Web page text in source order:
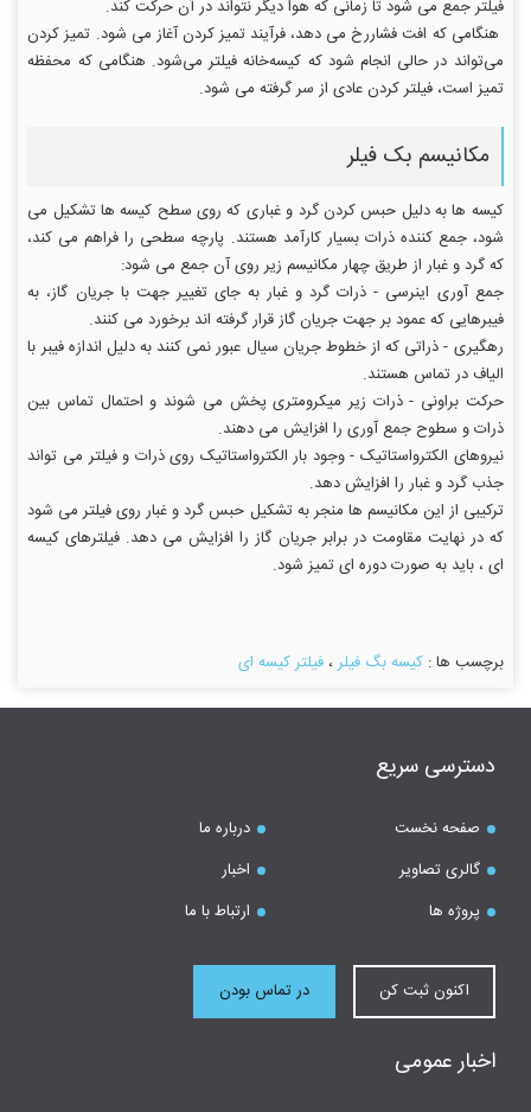
فیلتر جمع می شود تا زمانی که هوا دیگر نتواند در آن حرکت کند.
هنگامی که افت فشاررخ می دهد، فرآیند تمیز کردن آغاز می شود. تمیز کردن
می‌تواند در حالی انجام شود که کیسه‌خانه فیلتر می‌شود. هنگامی که محفظه
تمیز است، فیلتر کردن عادی از سر گرفته می شود.
مکانیسم بک فیلر
کیسه ها به دلیل حبس کردن گرد و غباری که روی سطح کیسه ها تشکیل می
شود، جمع کننده ذرات بسیار کارآمد هستند. پارچه سطحی را فراهم می کند،
که گرد و غبار از طریق چهار مکانیسم زیر روی آن جمع می شود:
جمع آوری اینرسی - ذرات گرد و غبار به جای تغییر جهت با جریان گاز، به
فیبرهایی که عمود بر جهت جریان گاز قرار گرفته اند برخورد می کنند.
رهگیری - ذراتی که از خطوط جریان سیال عبور نمی کنند به دلیل اندازه فیبر با
الیاف در تماس هستند.
حرکت براونی - ذرات زیر میکرومتری پخش می شوند و احتمال تماس بین
ذرات و سطوح جمع آوری را افزایش می دهند.
نیروهای الکترواستاتیک - وجود بار الکترواستاتیک روی ذرات و فیلتر می تواند
جذب گرد و غبار را افزایش دهد.
ترکیبی از این مکانیسم ها منجر به تشکیل حبس گرد و غبار روی فیلتر می شود
که در نهایت مقاومت در برابر جریان گاز را افزایش می دهد. فیلترهای کیسه
ای ، باید به صورت دوره ای تمیز شود.
برچسب ها :کیسه بگ فیلر ،فیلتر کیسه ای
دسترسی سریع
صفحه نخست
درباره ما
گالری تصاویر
اخبار
پروژه ها
ارتباط با ما
اکنون ثبت کن در تماس بودن
اخبار عمومی